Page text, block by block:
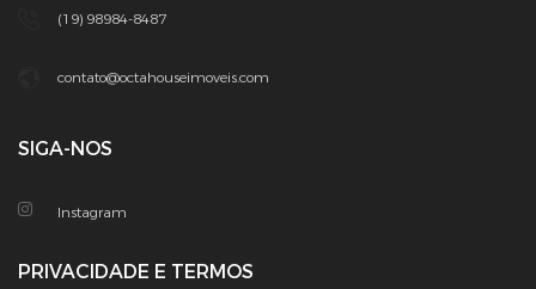
(19) 98984-8487
contato@octahouseimoveis.com
SIGA-NOS
Instagram
PRIVACIDADE E TERMOS